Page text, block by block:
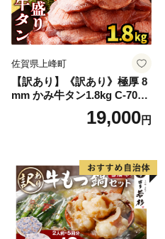
佐賀県上峰町
【訳あり】《訳あり》極厚 8
mm かみ牛タン1.8kg C-709-
19,000円